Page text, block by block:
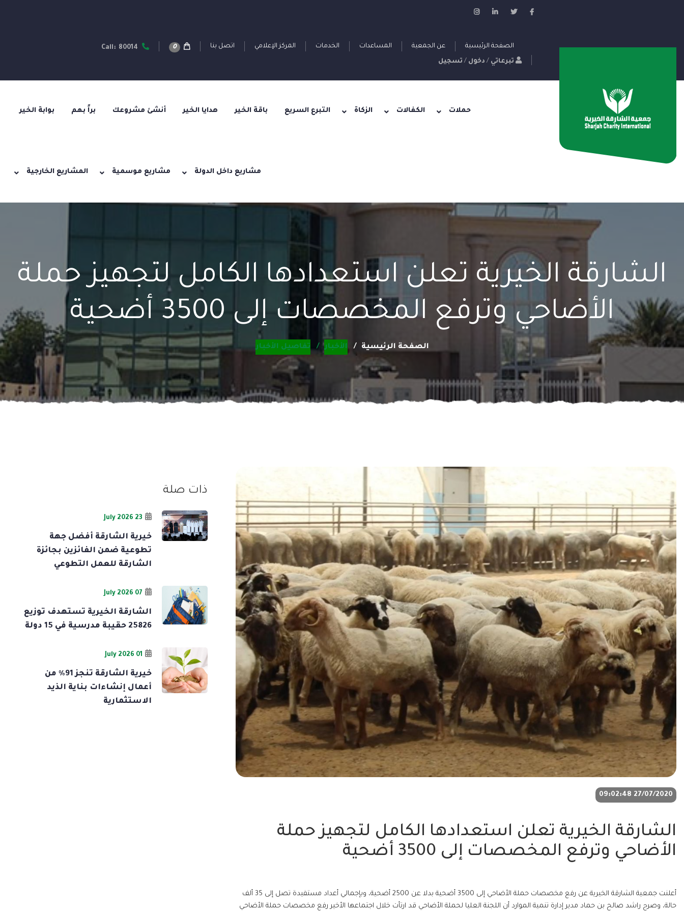
الصفحة الرئيسية عن الجمعية المساعدات الخدمات المركز الإعلامي اتصل بنا 0
تبرعاتي / دخول / تسجيل
بوابة الخير براً بهم أنشئ مشروعك هدايا الخير باقة الخير التبرع السريع الزكاة الكفالات حملات
المشاريع الخارجية مشاريع موسمية مشاريع داخل الدولة
الشارقة الخيرية تعلن استعدادها الكامل لتجهيز حملة
الأضاحي وترفع المخصصات إلى 3500 أضحية
الصفحة الرئيسية الأخبار تفاصيل الأخبار
27/07/2020 09:02:48
الشارقة الخيرية تعلن استعدادها الكامل لتجهيز حملة
الأضاحي وترفع المخصصات إلى 3500 أضحية
أعلنت جمعية الشارقة الخيرية عن رفع مخصصات حملة الأضاحي إلى 3500 أضحية بدلا عن 2500 أضحية، وبإجمالي أعداد مستفيدة تصل إلى 35 ألف
حالة، وصرح راشد صالح بن حماد مدير إدارة تنمية الموارد أن اللجنة العليا لحملة الأضاحي قد ارتأت خلال اجتماعها الأخير رفع مخصصات حملة الأضاحي
ذات صلة
23 July 2026
خيرية الشارقة أفضل جهة
تطوعية ضمن الفائزين بجائزة
الشارقة للعمل التطوعي
07 July 2026
الشارقة الخيرية تستهدف توزيع
25826 حقيبة مدرسية في 15 دولة
01 July 2026
خيرية الشارقة تنجز 91% من
أعمال إنشاءات بناية الذيد
الاستثمارية